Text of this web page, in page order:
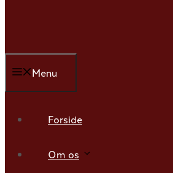
Menu
Forside
Om os